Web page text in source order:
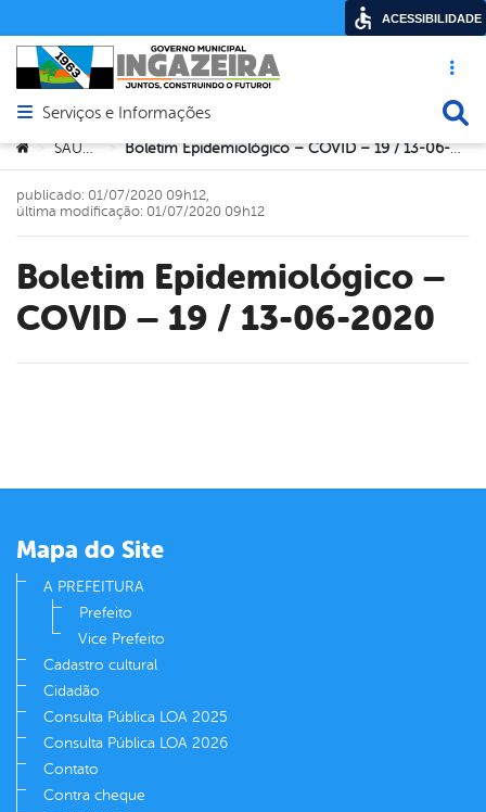
Acesso
Abrir menu principal de navegação
Serviços e Informações
Você está aqui:
> SAÚDE > Boletim Epidemiológico – COVID – 19 / 13-06-2020
Boletim Epidemiológico –
COVID – 19 / 13-06-2020
publicado: 01/07/2020 09h12,
última modificação: 01/07/2020 09h12
Mapa do Site
A PREFEITURA
Prefeito
Vice Prefeito
Cadastro cultural
Cidadão
Consulta Pública LOA 2025
Consulta Pública LOA 2026
Contato
Contra cheque
ACESSIBILIDADE